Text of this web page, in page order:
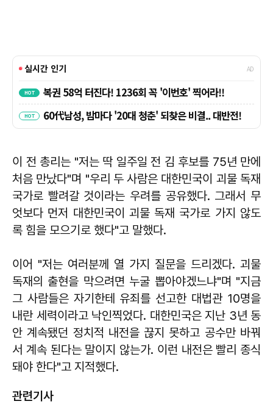
이 전 총리는 "저는 딱 일주일 전 김 후보를 75년 만에
처음 만났다"며 "우리 두 사람은 대한민국이 괴물 독재
국가로 빨려갈 것이라는 우려를 공유했다. 그래서 무
엇보다 먼저 대한민국이 괴물 독재 국가로 가지 않도
록 힘을 모으기로 했다"고 말했다.
이어 "저는 여러분께 열 가지 질문을 드리겠다. 괴물
독재의 출현을 막으려면 누굴 뽑아야겠느냐"며 "지금
그 사람들은 자기한테 유죄를 선고한 대법관 10명을
내란 세력이라고 낙인찍었다. 대한민국은 지난 3년 동
안 계속됐던 정치적 내전을 끊지 못하고 공수만 바꿔
서 계속 된다는 말이지 않는가. 이런 내전은 빨리 종식
돼야 한다"고 지적했다.
관련기사